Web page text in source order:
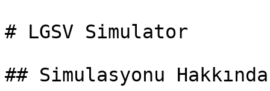
# LGSV Simulator
## Simulasyonu